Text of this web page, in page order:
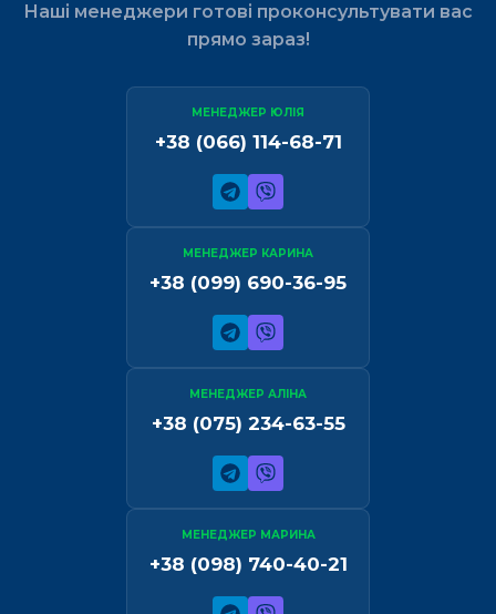
Наші менеджери готові проконсультувати вас
прямо зараз!
МЕНЕДЖЕР ЮЛІЯ
+38 (066) 114-68-71
МЕНЕДЖЕР КАРИНА
+38 (099) 690-36-95
МЕНЕДЖЕР АЛІНА
+38 (075) 234-63-55
МЕНЕДЖЕР МАРИНА
+38 (098) 740-40-21